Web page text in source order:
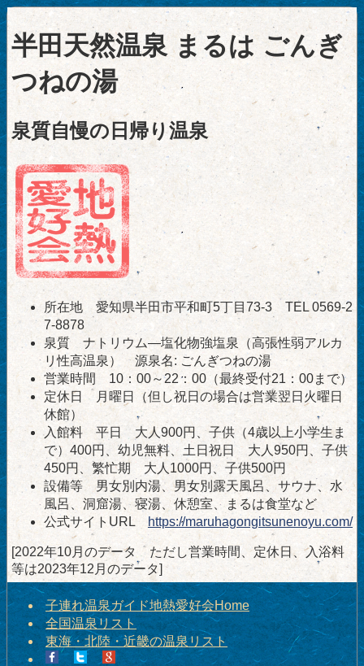
半田天然温泉 まるは ごんぎ
つねの湯
泉質自慢の日帰り温泉
所在地 愛知県半田市平和町5丁目73-3 TEL 0569-2
7-8878
泉質 ナトリウム―塩化物強塩泉（高張性弱アルカ
リ性高温泉） 源泉名: ごんぎつねの湯
営業時間 10：00～22：00（最終受付21：00まで）
定休日 月曜日（但し祝日の場合は営業翌日火曜日
休館）
入館料 平日 大人900円、子供（4歳以上小学生ま
で）400円、幼児無料、土日祝日 大人950円、子供
450円、繁忙期 大人1000円、子供500円
設備等 男女別内湯、男女別露天風呂、サウナ、水
風呂、洞窟湯、寝湯、休憩室、まるは食堂など
公式サイトURL
https://maruhagongitsunenoyu.com/
[2022年10月のデータ ただし営業時間、定休日、入浴料
等は2023年12月のデータ]
子連れ温泉ガイド地熱愛好会Home
全国温泉リスト
東海・北陸・近畿の温泉リスト